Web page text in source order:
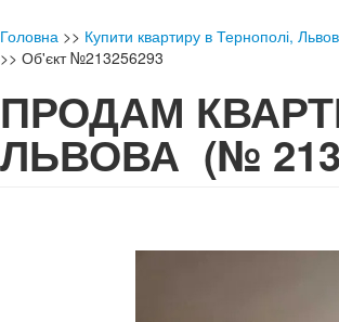
Головна >> Купити квартиру в Тернополі,
>> Об'єкт №213256293
ПРОДАМ
ЛЬВОВА (№